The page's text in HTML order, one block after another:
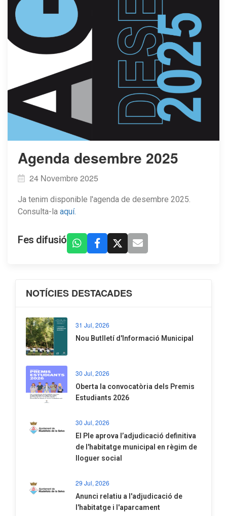
Agenda desembre 2025
24 Novembre 2025
Ja tenim disponible l'agenda de desembre 2025.
Consulta-la aquí.
Fes difusió
NOTÍCIES DESTACADES
31 Jul, 2026
Nou Butlletí d'Informació Municipal
30 Jul, 2026
Oberta la convocatòria dels Premis
Estudiants 2026
30 Jul, 2026
El Ple aprova l’adjudicació definitiva
de l'habitatge municipal en règim de
lloguer social
29 Jul, 2026
Anunci relatiu a l'adjudicació de
l'habitatge i l'aparcament